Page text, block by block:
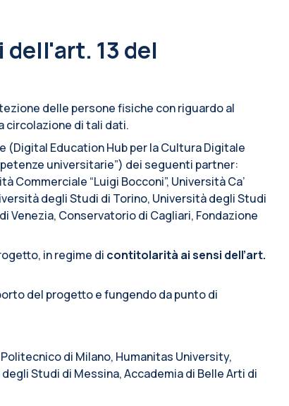
13 del
delle persone fisiche con riguardo al
circolazione di tali dati.
(Digital Education Hub per la Cultura Digitale
universitarie”) dei seguenti partner:
“Luigi Bocconi”, Università Ca’
degli Studi di Torino, Università degli Studi
Venezia, Conservatorio di Cagliari, Fondazione
in regime di contitolarità ai sensi dell’art.
del progetto e fungendo da punto di
di Milano, Humanitas University,
Studi di Messina, Accademia di Belle Arti di